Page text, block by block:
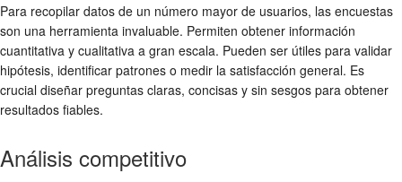
Para recopilar datos de un número mayor de usuarios, las encuestas
son una herramienta invaluable. Permiten obtener información
cuantitativa y cualitativa a gran escala. Pueden ser útiles para validar
hipótesis, identificar patrones o medir la satisfacción general. Es
crucial diseñar preguntas claras, concisas y sin sesgos para obtener
resultados fiables.
Análisis competitivo